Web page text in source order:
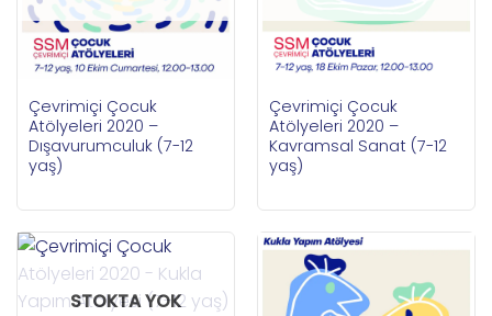
Çevrimiçi Çocuk
Atölyeleri 2020 –
Dışavurumculuk (7-12
yaş)
Çevrimiçi Çocuk
Atölyeleri 2020 –
Kavramsal Sanat (7-12
yaş)
STOKTA YOK